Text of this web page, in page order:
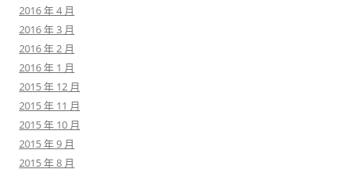
2016 年 4 月
2016 年 3 月
2016 年 2 月
2016 年 1 月
2015 年 12 月
2015 年 11 月
2015 年 10 月
2015 年 9 月
2015 年 8 月